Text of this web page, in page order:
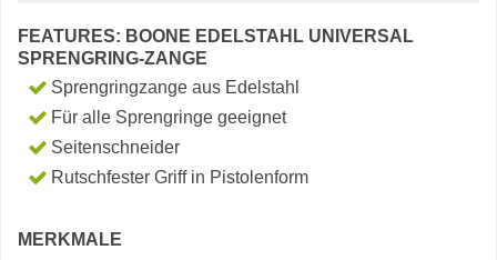
FEATURES: BOONE EDELSTAHL UNIVERSAL
SPRENGRING-ZANGE
Sprengringzange aus Edelstahl
Für alle Sprengringe geeignet
Seitenschneider
Rutschfester Griff in Pistolenform
MERKMALE